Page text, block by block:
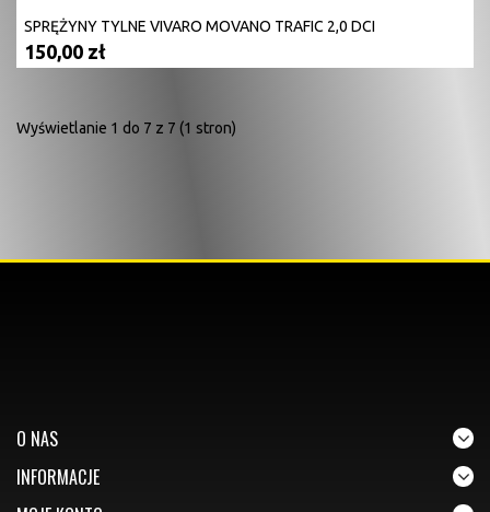
SPRĘŻYNY TYLNE VIVARO MOVANO TRAFIC 2,0 DCI
150,00 zł
Wyświetlanie 1 do 7 z 7 (1 stron)
O NAS
INFORMACJE